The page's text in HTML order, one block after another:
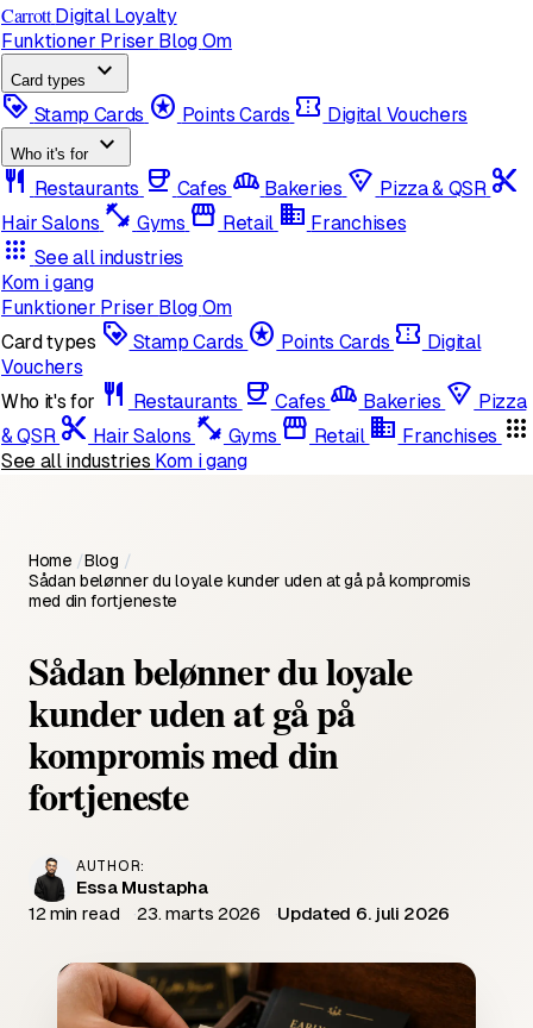
Carrott Digital Loyalty
Funktioner Priser Blog Om
Card types
expand_more
loyalty Stamp Cards stars Points Cards confirmation_number Digital Vouchers
Who it's for expand_more
restaurant Restaurants coffee Cafes bakery_dining Bakeries local_pizza Pizza & QSR content_cut
Hair Salons fitness_center Gyms storefront Retail domain Franchises
apps See all industries
Kom i gang
Funktioner Priser Blog Om
Card types loyalty Stamp Cards stars Points Cards confirmation_number Digital
Vouchers
Who it's for restaurant Restaurants coffee Cafes bakery_dining Bakeries local_pizza Pizza
& QSR content_cut Hair Salons fitness_center Gyms storefront Retail domain Franchises apps
See all industries Kom i gang
Home /Blog /
Sådan belønner du loyale kunder uden at gå på kompromis
med din fortjeneste
Sådan belønner du loyale
kunder uden at gå på
kompromis med din
fortjeneste
AUTHOR:
Essa Mustapha
12 min read
23. marts 2026 Updated 6. juli 2026